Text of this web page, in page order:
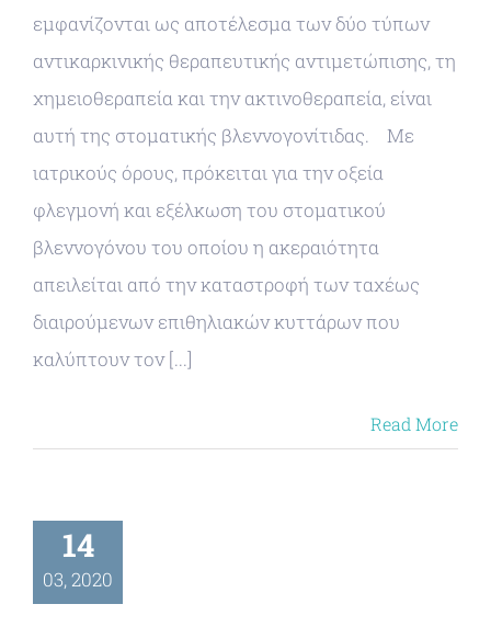
εμφανίζονται ως αποτέλεσμα των δύο τύπων
αντικαρκινικής θεραπευτικής αντιμετώπισης, τη
χημειοθεραπεία και την ακτινοθεραπεία, είναι
αυτή της στοματικής βλεννογονίτιδας. Με
ιατρικούς όρους, πρόκειται για την οξεία
φλεγμονή και εξέλκωση του στοματικού
βλεννογόνου του οποίου η ακεραιότητα
απειλείται από την καταστροφή των ταχέως
διαιρούμενων επιθηλιακών κυττάρων που
καλύπτουν τον [...]
Read More
14
03, 2020